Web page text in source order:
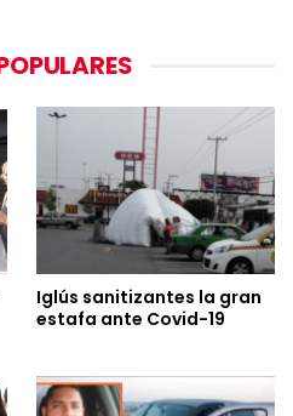
Iglús sanitizantes la gran
estafa ante Covid-19